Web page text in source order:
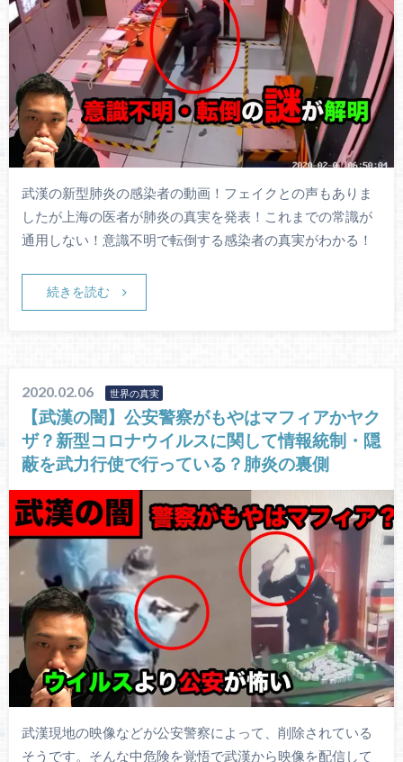
武漢の新型肺炎の感染者の動画！フェイクとの声もありま
したが上海の医者が肺炎の真実を発表！これまでの常識が
通用しない！意識不明で転倒する感染者の真実がわかる！
続きを読む
2020.02.06 世界の真実
【武漢の闇】公安警察がもやはマフィアかヤク
ザ？新型コロナウイルスに関して情報統制・隠
蔽を武力行使で行っている？肺炎の裏側
武漢現地の映像などが公安警察によって、削除されている
そうです。そんな中危険を覚悟で武漢から映像を配信して